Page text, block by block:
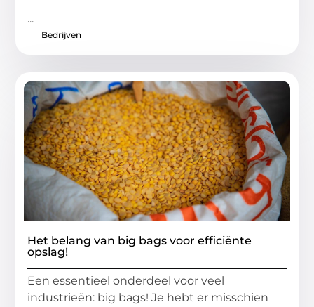
...
Bedrijven
Het belang van big bags voor efficiënte
opslag!
Een essentieel onderdeel voor veel
industrieën: big bags! Je hebt er misschien